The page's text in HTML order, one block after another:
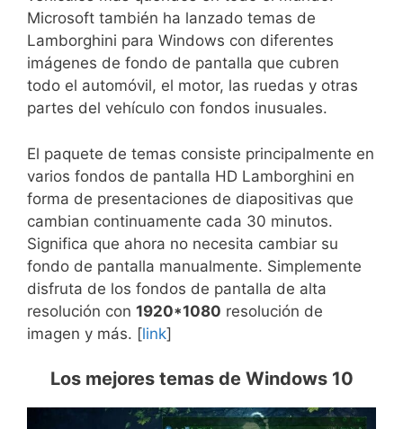
Microsoft también ha lanzado temas de
Lamborghini para Windows con diferentes
imágenes de fondo de pantalla que cubren
todo el automóvil, el motor, las ruedas y otras
partes del vehículo con fondos inusuales.
El paquete de temas consiste principalmente en
varios fondos de pantalla HD Lamborghini en
forma de presentaciones de diapositivas que
cambian continuamente cada 30 minutos.
Significa que ahora no necesita cambiar su
fondo de pantalla manualmente. Simplemente
disfruta de los fondos de pantalla de alta
resolución con 1920*1080 resolución de
imagen y más. [link]
Los mejores temas de Windows 10